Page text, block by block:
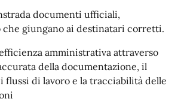
documenti ufficiali,
che giungano ai destinatari corretti.
amministrativa attraverso
della documentazione, il
flussi di lavoro e la tracciabilità delle